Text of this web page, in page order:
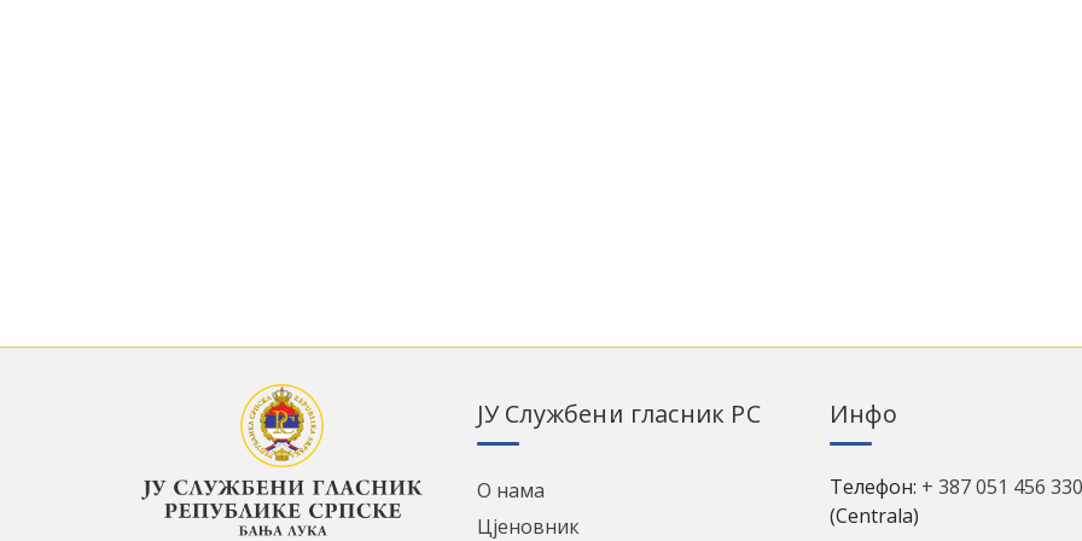
ЈУ Службени гласник РС
О нама
Цјеновник
Инфо
Телефон: + 387 051 456 330
(Centrala)